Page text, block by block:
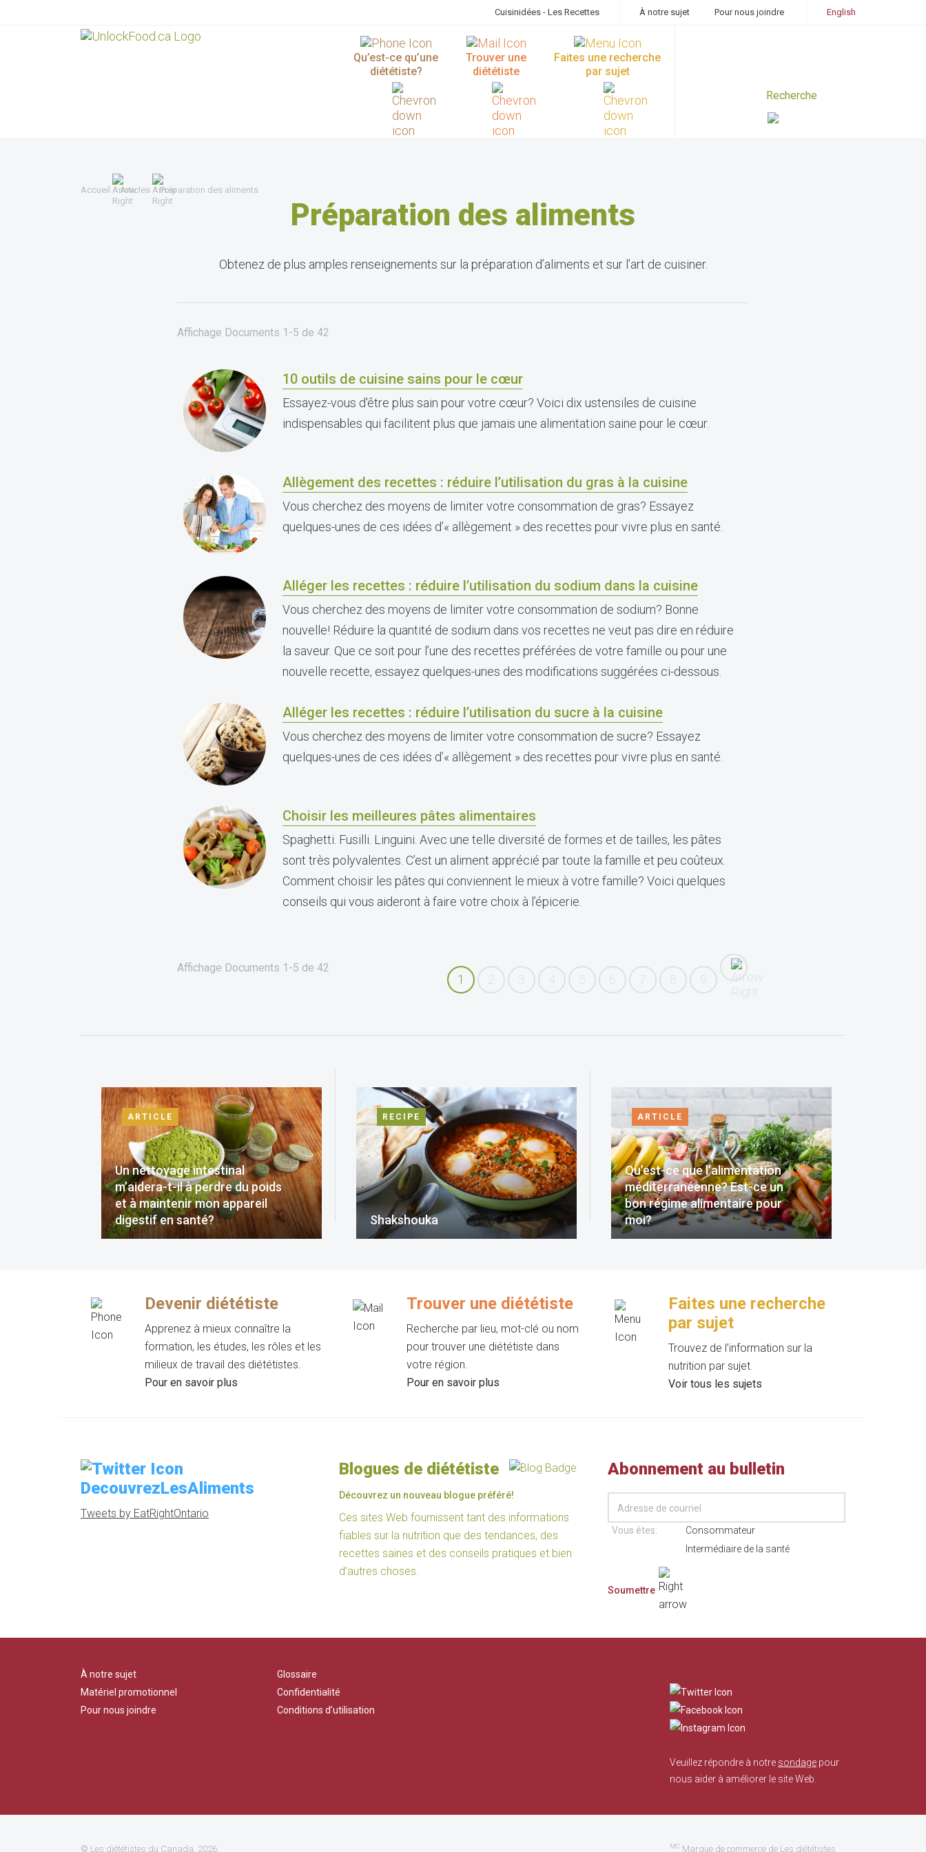
Cuisinidées - Les Recettes À notre sujet Pour nous joindre English
Qu’est-ce qu’une
diététiste?
Trouver une
diététiste
Faites une recherche
par sujet
Accueil Articles Préparation des aliments
Préparation des aliments
Obtenez de plus amples renseignements sur la préparation d’aliments et sur l’art de cuisiner.
Affichage Documents 1-5 de 42
10 outils de cuisine sains pour le cœur
Essayez-vous d'être plus sain pour votre cœur? Voici dix ustensiles de cuisine
indispensables qui facilitent plus que jamais une alimentation saine pour le cœur.
Allègement des recettes : réduire l’utilisation du gras à la cuisine
Vous cherchez des moyens de limiter votre consommation de gras? Essayez
quelques-unes de ces idées d’« allègement » des recettes pour vivre plus en santé.
Alléger les recettes : réduire l’utilisation du sodium dans la cuisine
Vous cherchez des moyens de limiter votre consommation de sodium? Bonne
nouvelle! Réduire la quantité de sodium dans vos recettes ne veut pas dire en réduire
la saveur. Que ce soit pour l’une des recettes préférées de votre famille ou pour une
nouvelle recette, essayez quelques-unes des modifications suggérées ci-dessous.
Alléger les recettes : réduire l’utilisation du sucre à la cuisine
Vous cherchez des moyens de limiter votre consommation de sucre? Essayez
quelques-unes de ces idées d’« allègement » des recettes pour vivre plus en santé.
Choisir les meilleures pâtes alimentaires
Spaghetti. Fusilli. Linguini. Avec une telle diversité de formes et de tailles, les pâtes
sont très polyvalentes. C’est un aliment apprécié par toute la famille et peu coûteux.
Comment choisir les pâtes qui conviennent le mieux à votre famille? Voici quelques
conseils qui vous aideront à faire votre choix à l’épicerie.
Affichage Documents 1-5 de 42
1
ARTICLE
Un nettoyage intestinal
m’aidera-t-il à perdre du poids
et à maintenir mon appareil
digestif en santé?
RECIPE
Shakshouka
ARTICLE
Qu’est-ce que l’alimentation
méditerranéenne? Est-ce un
bon régime alimentaire pour
moi?
Devenir diététiste
Apprenez à mieux connaître la
formation, les études, les rôles et les
milieux de travail des diététistes.
Pour en savoir plus
Trouver une diététiste
Recherche par lieu, mot-clé ou nom
pour trouver une diététiste dans
votre région.
Pour en savoir plus
Faites une recherche
par sujet
Trouvez de l’information sur la
nutrition par sujet.
Voir tous les sujets
DecouvrezLesAliments
Tweets by EatRightOntario
Blogues de diététiste
Découvrez un nouveau blogue préféré!
Ces sites Web fournissent tant des informations
fiables sur la nutrition que des tendances, des
recettes saines et des conseils pratiques et bien
d’autres choses.
Abonnement au bulletin
Vous êtes:
Consommateur
Intermédiaire de la santé
À notre sujet
Matériel promotionnel
Pour nous joindre
Glossaire
Confidentialité
Conditions d’utilisation
Veuillez répondre à notre sondage pour
nous aider à améliorer le site Web.
© Les diététistes du Canada . 2026. MC Marque de commerce de Les diététistes